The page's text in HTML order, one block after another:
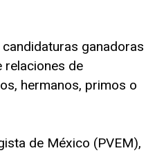
ganadoras
relaciones de
hermanos, primos o
de México (PVEM),